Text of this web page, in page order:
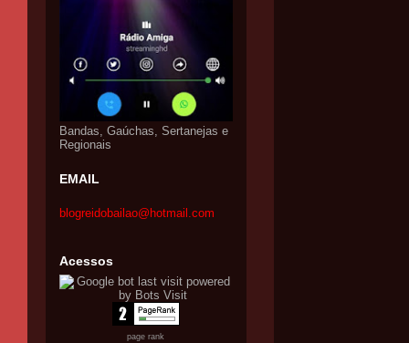
Bandas, Gaúchas, Sertanejas e
Regionais
EMAIL
blogreidobailao@hotmail.com
Acessos
page rank